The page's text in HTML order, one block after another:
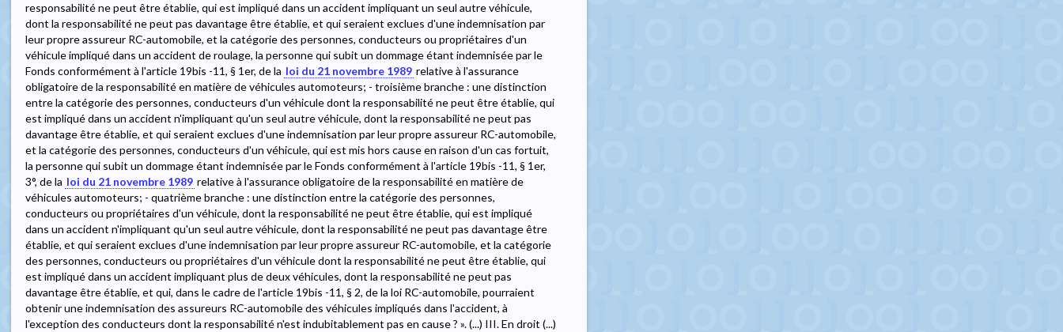
responsabilité ne peut être établie, qui est impliqué dans un accident impliquant un seul autre véhicule,
dont la responsabilité ne peut pas davantage être établie, et qui seraient exclues d'une indemnisation par
leur propre assureur RC-automobile, et la catégorie des personnes, conducteurs ou propriétaires d'un
véhicule impliqué dans un accident de roulage, la personne qui subit un dommage étant indemnisée par le
Fonds conformément à l'article 19bis -11, § 1er, de la loi du 21 novembre 1989 relative à l'assurance
obligatoire de la responsabilité en matière de véhicules automoteurs; - troisième branche : une distinction
entre la catégorie des personnes, conducteurs d'un véhicule dont la responsabilité ne peut être établie, qui
est impliqué dans un accident n'impliquant qu'un seul autre véhicule, dont la responsabilité ne peut pas
davantage être établie, et qui seraient exclues d'une indemnisation par leur propre assureur RC-automobile,
et la catégorie des personnes, conducteurs d'un véhicule, qui est mis hors cause en raison d'un cas fortuit,
la personne qui subit un dommage étant indemnisée par le Fonds conformément à l'article 19bis -11, § 1er,
3°, de la loi du 21 novembre 1989 relative à l'assurance obligatoire de la responsabilité en matière de
véhicules automoteurs; - quatrième branche : une distinction entre la catégorie des personnes,
conducteurs ou propriétaires d'un véhicule, dont la responsabilité ne peut être établie, qui est impliqué
dans un accident n'impliquant qu'un seul autre véhicule, dont la responsabilité ne peut pas davantage être
établie, et qui seraient exclues d'une indemnisation par leur propre assureur RC-automobile, et la catégorie
des personnes, conducteurs ou propriétaires d'un véhicule dont la responsabilité ne peut être établie, qui
est impliqué dans un accident impliquant plus de deux véhicules, dont la responsabilité ne peut pas
davantage être établie, et qui, dans le cadre de l'article 19bis -11, § 2, de la loi RC-automobile, pourraient
obtenir une indemnisation des assureurs RC-automobile des véhicules impliqués dans l'accident, à
l'exception des conducteurs dont la responsabilité n'est indubitablement pas en cause ? ». (...) III. En droit (...)